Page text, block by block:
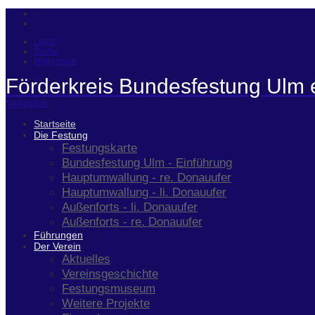
Login
Suche
Impressum
Förderkreis Bundesfestung Ulm
Navigation
Startseite
Die Festung
Festungskarte
Bundesfestung Ulm - Einführung
Hauptumwallung - re. Donauufer
Hauptumwallung - li. Donauufer
Außenforts - li. Donauufer
Außenforts - re. Donauufer
Führungen
Der Verein
Aktuelles
Vereinsgeschichte
Festungsmuseum
Weitere Projekte